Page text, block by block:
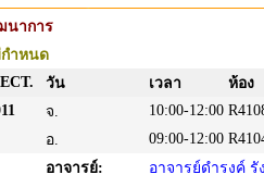
นาการ
ำหนด
วัน เวลา ห้อง
จ. 10:00-12:00
อ.
09:00-12:00
อาจารย์:
อาจารย์ดำรงค์ รั